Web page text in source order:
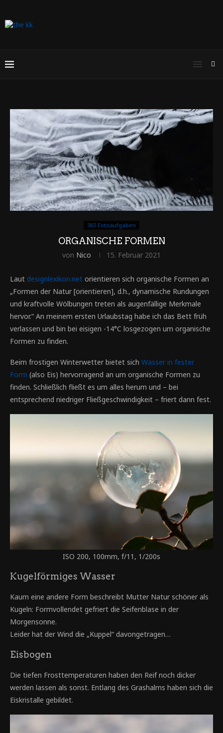
365 Fotoaufgaben
ORGANISCHE FORMEN
von Nico 15. Februar 2021
Laut designlexikon.net orientieren sich organische Formen an
„Formen der Natur [orientieren], d.h., dynamische Rundungen
und kraftvolle Wölbungen treten als augenfällige Merkmale
hervor.“ An meinem ersten Urlaubstag habe ich das Bett früh
verlassen und bin bei eisigen -14°C losgezogen um organische
Formen zu finden.
Beim frostigen Winterwetter bietet sich Wasser in fester
Form (also Eis) hervorragend an um organische Formen zu
finden. Schließlich fließt es um alles herum und – bei
entsprechend niedriger Fließgeschwindigkeit – friert dann fest.
ISO 200, 100mm, f/11, 1/200s
Kugelförmiges Wasser
Kaum eine andere Form beschreibt Mutter Natur schöner als
Kugeln: Formvollendet gefriert die Seifenblase in der
Morgensonne.
Leider hat der Wind die „Kuppel“ davongetragen…
Eisbogen
Die tiefen Frosttemperaturen haben den Reif noch dicker
werden lassen als sonst. Entlang des Grashalms haben sich die
Eiskristalle gebildet.